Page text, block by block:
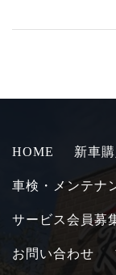
HOME 新車購
車検・メンテナ
サービス会員募
お問い合わせ